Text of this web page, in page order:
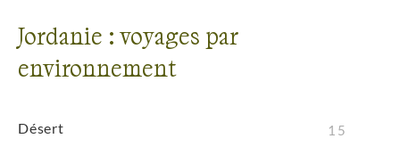
Jordanie : voyages par
environnement
Désert 15